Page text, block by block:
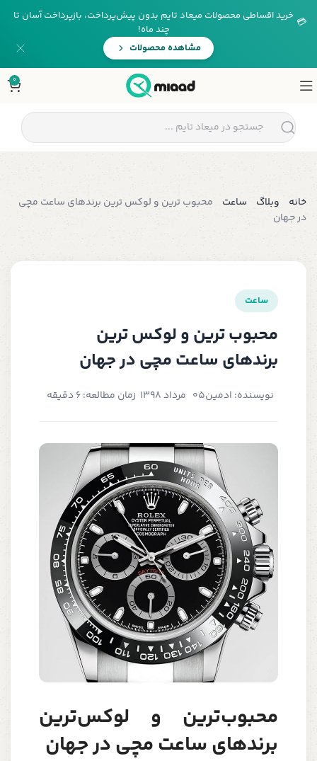
💳 خرید اقساطی محصولات میعاد تایم بدون پیش‌پرداخت، بازپرداخت آسان تا
چند ماه!
مشاهده محصولات
0
خانه وبلاگ ساعت
محبوب ترین و لوکس ترین برندهای ساعت مچی
در جهان
ساعت
محبوب ترین و لوکس ترین
برندهای ساعت مچی در جهان
نویسنده: ادمین05 مرداد 1398 زمان مطالعه: 6 دقیقه
محبوب‌ترین و لوکس‌ترین
برندهای ساعت مچی در جهان